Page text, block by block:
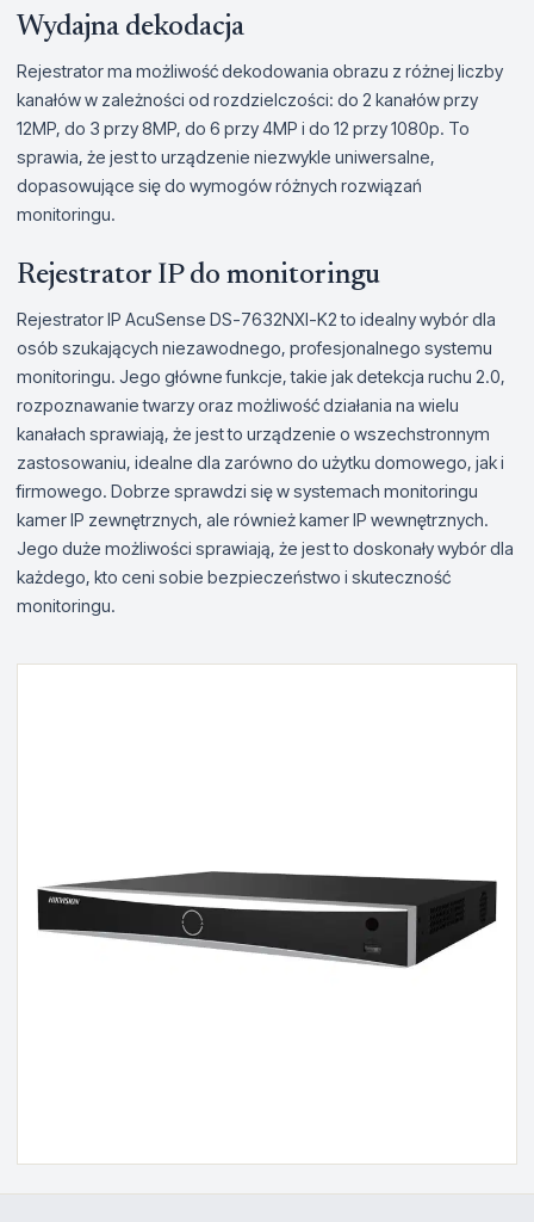
Wydajna dekodacja
Rejestrator ma możliwość dekodowania obrazu z różnej liczby
kanałów w zależności od rozdzielczości: do 2 kanałów przy
12MP, do 3 przy 8MP, do 6 przy 4MP i do 12 przy 1080p. To
sprawia, że jest to urządzenie niezwykle uniwersalne,
dopasowujące się do wymogów różnych rozwiązań
monitoringu.
Rejestrator IP do monitoringu
Rejestrator IP AcuSense DS-7632NXI-K2 to idealny wybór dla
osób szukających niezawodnego, profesjonalnego systemu
monitoringu. Jego główne funkcje, takie jak detekcja ruchu 2.0,
rozpoznawanie twarzy oraz możliwość działania na wielu
kanałach sprawiają, że jest to urządzenie o wszechstronnym
zastosowaniu, idealne dla zarówno do użytku domowego, jak i
firmowego. Dobrze sprawdzi się w systemach monitoringu
kamer IP zewnętrznych, ale również kamer IP wewnętrznych.
Jego duże możliwości sprawiają, że jest to doskonały wybór dla
każdego, kto ceni sobie bezpieczeństwo i skuteczność
monitoringu.